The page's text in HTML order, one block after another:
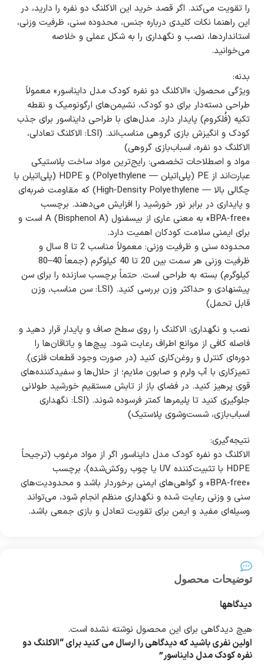
را تقویت می‌کند. اگر قصد خرید این الاکلنگ دو نفره را دارید، در
این راهنما نکات کلیدی درباره جنس، محدوده سنی، ظرفیت وزنی،
استانداردها، نصب و نگهداری را به شکل عملی و خلاصه
می‌خوانید.
بدنه:
ویژگی محصول: «الاکلنگ دو نفره کودک مدل دایناسور» معمولاً
طراحی دسته‌دار برای دو کودک، نشیمن‌های ارگونومیک و نقطه
تکیه (فُلکروم) پایدار دارد. مدل‌های با طراحی دایناسور برای جذب
کودک و انگیزش بازی گروهی مناسب‌اند. (LSI: الاکلنگ تعادلی،
الاکلنگ دو نفره، اسباب‌بازی گروهی)
مواد و اصطلاحات تخصصی: رایج‌ترین مواد ساخت پلاستیکی
عبارت‌اند از PE (پلی‌اتیلن — Polyethylene) و HDPE (پلی‌اتیلن با
چگالی بالا — High‑Density Polyethylene) که مقاومت ضربه‌ای
و پایداری در برابر نور خورشید را افزایش می‌دهند. برچسب
«BPA‑free» به معنی عاری از بیسفنول A (Bisphenol A) است و
برای ایمنی سلامت کودکان اهمیت دارد.
محدوده سنی و ظرفیت وزنی: معمولاً مناسب 2 تا 8 سال و
ظرفیت وزنی هر سمت بین 20 تا 40 کیلوگرم (جمعاً 40–80
کیلوگرم) بسته به طراحی است. حتماً برچسب سازنده را برای سن
پیشنهادی و حداکثر وزن بررسی کنید. (LSI: سن مناسب، وزن
قابل تحمل)
نصب و نگهداری: الاکلنگ را روی سطح صاف و پایدار قرار دهید و
فاصله کافی از موانع اطراف رعایت شود. پیچ‌ها و یاتاقان‌ها را
دوره‌ای کنترل و روغن‌کاری کنید (در صورت وجود قطعات فلزی).
تمیزکاری با آب ولرم و صابون ملایم؛ از حلال‌ها و سفیدکننده‌های
قوی پرهیز کنید. در فضای باز از تابش مستقیم خورشید طولانی
جلوگیری کنید تا پلیمرها کمتر فرسوده شوند. (LSI: نگهداری
اسباب‌بازی، شست‌وشوی پلاستیک)
نتیجه‌گیری:
الاکلنگ دو نفره کودک مدل دایناسور اگر از مواد مرغوب (ترجیحاً
HDPE با تثبیت‌کننده UV یا چوب روکش‌شده)، برچسب
«BPA‑free» و گواهی‌های ایمنی برخوردار باشد و محدودیت‌های
سنی و وزنی رعایت شده و نگهداری منظم انجام شود، می‌تواند
وسیله‌ای مفید و ایمن برای تقویت تعادل و بازی جمعی باشد.
توضیحات محصول
دیدگاهها
هیچ دیدگاهی برای این محصول نوشته نشده است.
اولین نفری باشید که دیدگاهی را ارسال می کنید برای “الاکلنگ دو
نفره کودک مدل دایناسور”